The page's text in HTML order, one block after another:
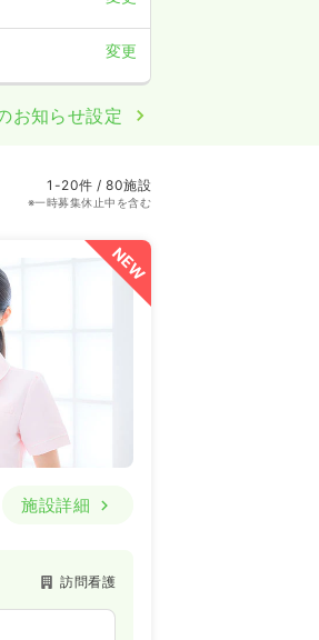
変更
お知らせ設定
1-20件 / 80施設
※一時募集休止中を含む
NEW
施設詳細
訪問看護